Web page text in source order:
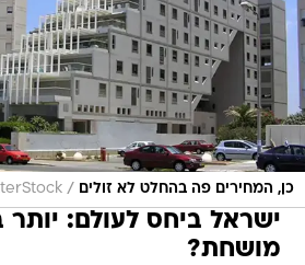
כן, המחירים פה בהחלט לא זולים /
ישראל ביחס לעולם: יותר
מושחת?